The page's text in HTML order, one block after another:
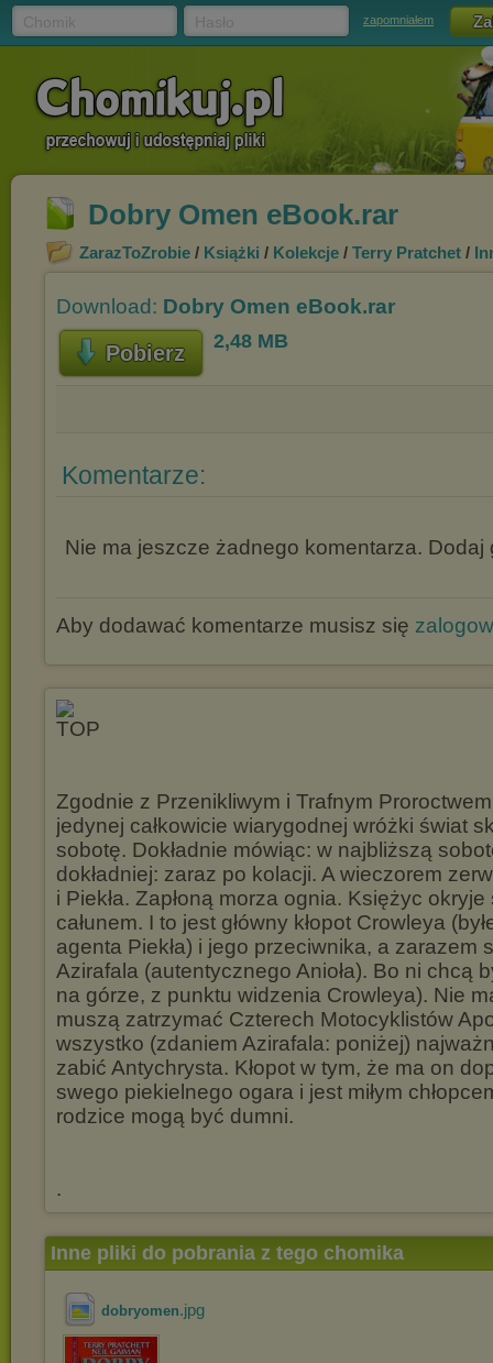
zapomniałem
Dobry Omen eBook.rar
ZarazToZrobie / Książki / Kolekcje / Terry Pratchet /
Download: Dobry Omen eBook.rar
Pobierz 2,48 MB
Komentarze:
Nie ma jeszcze żadnego komentarza. Dodaj
Aby dodawać komentarze musisz się
Zgodnie z Przenikliwym i Trafnym
jedynej całkowicie wiarygodnej wróżki świat
sobotę. Dokładnie mówiąc: w najbliższą
dokładniej: zaraz po kolacji. A wieczorem
i Piekła. Zapłoną morza ognia. Księżyc
całunem. I to jest główny kłopot Crowleya
agenta Piekła) i jego przeciwnika, a zarazem
Azirafala (autentycznego Anioła). Bo ni chcą
na górze, z punktu widzenia Crowleya). Nie
muszą zatrzymać Czterech Motocyklistów
wszystko (zdaniem Azirafala: poniżej)
zabić Antychrysta. Kłopot w tym, że ma on
swego piekielnego ogara i jest miłym
rodzice mogą być dumni.
.
Inne pliki do pobrania z tego chomika
dobryomen.jpg